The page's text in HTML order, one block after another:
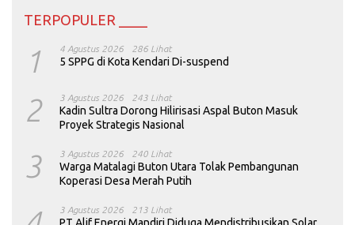
TERPOPULER ____
1 4 Agustus 2026 286 Lihat
5 SPPG di Kota Kendari Di-suspend
2 3 Agustus 2026 243 Lihat
Kadin Sultra Dorong Hilirisasi Aspal Buton Masuk
Proyek Strategis Nasional
3 3 Agustus 2026 240 Lihat
Warga Matalagi Buton Utara Tolak Pembangunan
Koperasi Desa Merah Putih
3 Agustus 2026 213 Lihat